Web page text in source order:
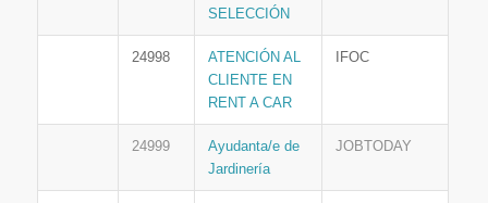
SELECCIÓN
24998
ATENCIÓN AL
CLIENTE EN
RENT A CAR
IFOC
24999
Ayudanta/e de
Jardinería
JOBTODAY